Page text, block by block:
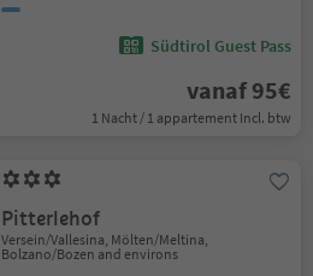
Südtirol Guest Pass
vanaf 95€
1 Nacht / 1 appartement Incl. btw
Pitterlehof
Versein/Vallesina, Mölten/Meltina,
Bolzano/Bozen and environs